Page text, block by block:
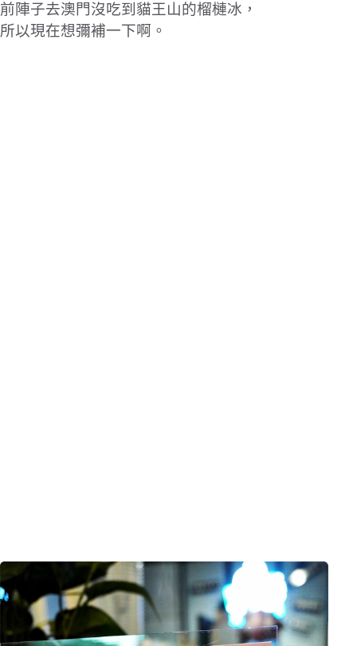
前陣子去澳門沒吃到貓王山的榴槤冰，
所以現在想彌補一下啊。